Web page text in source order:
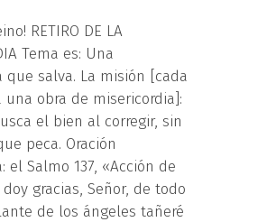
RETIRO DE LA
Tema es: Una
que salva. La misión [cada
una obra de misericordia]:
el bien al corregir, sin
peca. Oración
el Salmo 137, «Acción de
doy gracias, Señor, de todo
de los ángeles tañeré